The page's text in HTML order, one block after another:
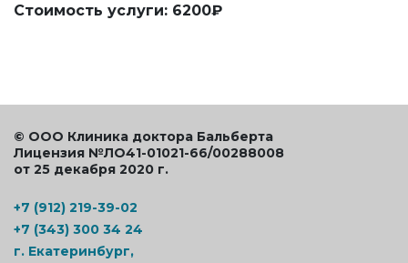
Стоимость услуги: 6200₽
© ООО Клиника доктора Бальберта
Лицензия №ЛО41-01021-66/00288008
от 25 декабря 2020 г.
+7 (912) 219-39-02
+7 (343) 300 34 24
г. Екатеринбург,